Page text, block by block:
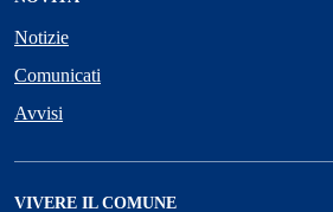
Notizie
Comunicati
Avvisi
VIVERE IL COMUNE